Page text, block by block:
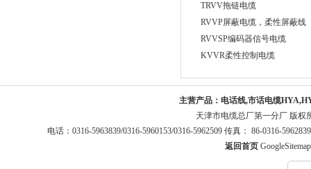
TRVV拖链电缆
RVVP屏蔽电缆，柔性屏蔽线
RVVSP编码器信号电缆
KVVR柔性控制电缆
主营产品： 电话线,市话电缆
天津市电缆总厂第一分厂 版权
电话：0316-5963839/0316-5960153/0316-5962509 传真： 86-0316-
返回首页 GoogleSitemap